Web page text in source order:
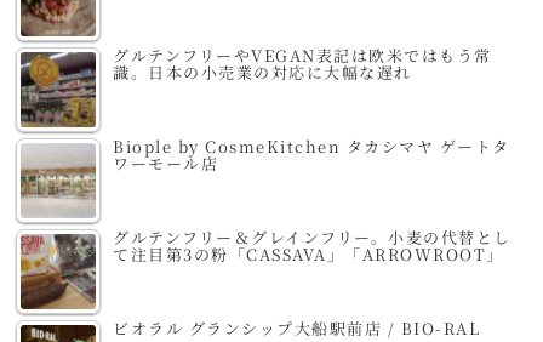
グルテンフリーやVEGAN表記は欧米ではもう常
識。日本の小売業の対応に大幅な遅れ
Biople by CosmeKitchen タカシマヤ ゲートタ
ワーモール店
グルテンフリー＆グレインフリー。小麦の代替とし
て注目第3の粉「CASSAVA」「ARROWROOT」
ビオラル グランシップ大船駅前店 / BIO-RAL